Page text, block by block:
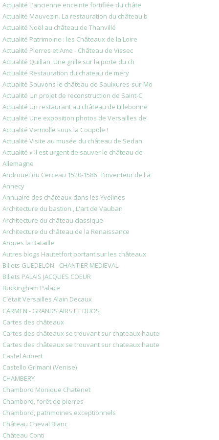
Actualité L’ancienne enceinte fortifiée du châte
Actualité Mauvezin. La restauration du château b
Actualité Noël au château de Thanvillé
Actualité Patrimoine : les Châteaux de la Loire
Actualité Pierres et Ame - Château de Vissec
Actualité Quillan. Une grille sur la porte du ch
Actualité Restauration du chateau de mery
Actualité Sauvons le château de Saulxures-sur-Mo
Actualité Un projet de reconstruction de Saint-C
Actualité Un restaurant au château de Lillebonne
Actualité Une exposition photos de Versailles de
Actualité Verniolle sous la Coupole !
Actualité Visite au musée du château de Sedan
Actualité « Il est urgent de sauver le château de
Allemagne
Androuet du Cerceau 1520-1586 : l'inventeur de l'a
Annecy
Annuaire des châteaux dans les Yvelines
Architecture du bastion , L'art de Vauban
Architecture du château classique
Architecture du château de la Renaissance
Arques la Bataille
Autres blogs Hautetfort portant sur les châteaux
Billets GUEDELON - CHANTIER MEDIEVAL
Billets PALAIS JACQUES COEUR
Buckingham Palace
C'était Versailles Alain Decaux
CARMEN - GRANDS AIRS ET DUOS
Cartes des châteaux
Cartes des châteaux se trouvant sur chateaux.haute
Cartes des châteaux se trouvant sur chateaux.haute
Castel Aubert
Castello Grimani (Venise)
CHAMBERY
Chambord Monique Chatenet
Chambord, forêt de pierres
Chambord, patrimoines exceptionnels
Château Cheval Blanc
Château Conti